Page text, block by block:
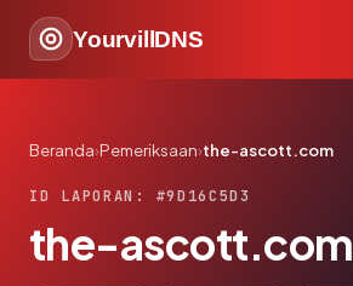
YourvillDNS
Beranda›Pemeriksaan›the-ascott.com
ID LAPORAN: #9D16C5D3
the-ascott.com